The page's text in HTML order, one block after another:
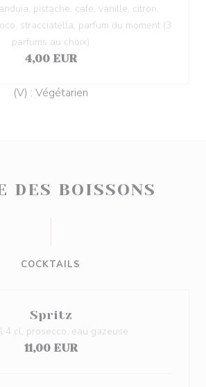
pistache, café, vanille, citron,
stracciatella, parfum du moment (3
parfums au choix)
4,00 EUR
(V) : Végétarien
DES BOISSONS
COCKTAILS
Spritz
4 cl, prosecco, eau gazeuse
11,00 EUR